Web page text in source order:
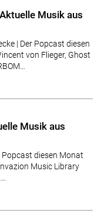
Musik aus
| Der Popcast diesen
von Flieger, Ghost
Musik aus
diesen Monat
Music Library